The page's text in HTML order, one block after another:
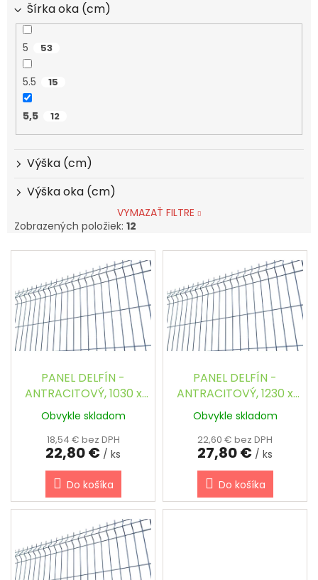
Šírka oka (cm)
5 53
5.5 15
5,5 12
Výška (cm)
Výška oka (cm)
VYMAZAŤ FILTRE
Zobrazených položiek: 12
V
p
PANEL DELFÍN -
ANTRACITOVÝ, 1030 x
2500 / 200 x 55 / 5.0
mm
Obvykle skladom
18,54 € bez DPH
22,80 € / ks
Do košíka
PANEL DELFÍN -
ANTRACITOVÝ, 1230 x
2500 / 200 x 55 / 5.0
mm
Obvykle skladom
22,60 € bez DPH
27,80 € / ks
Do košíka